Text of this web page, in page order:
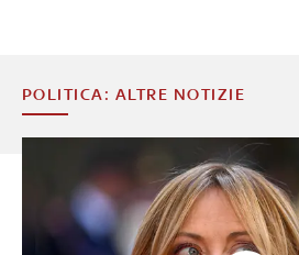
POLITICA: ALTRE NOTIZIE